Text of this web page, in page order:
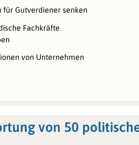
für Gutverdiener senken
Fachkräfte
von Unternehmen
von 50